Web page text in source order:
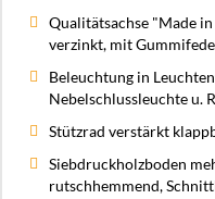
Qualitätsachse "Made
verzinkt, mit
Beleuchtung in
Nebelschlussleuchte u.
Stützrad verstärkt
Siebdruckholzboden
rutschhemmend,